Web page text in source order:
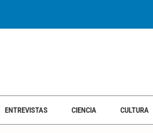
ENTREVISTAS CIENCIA CULTURA